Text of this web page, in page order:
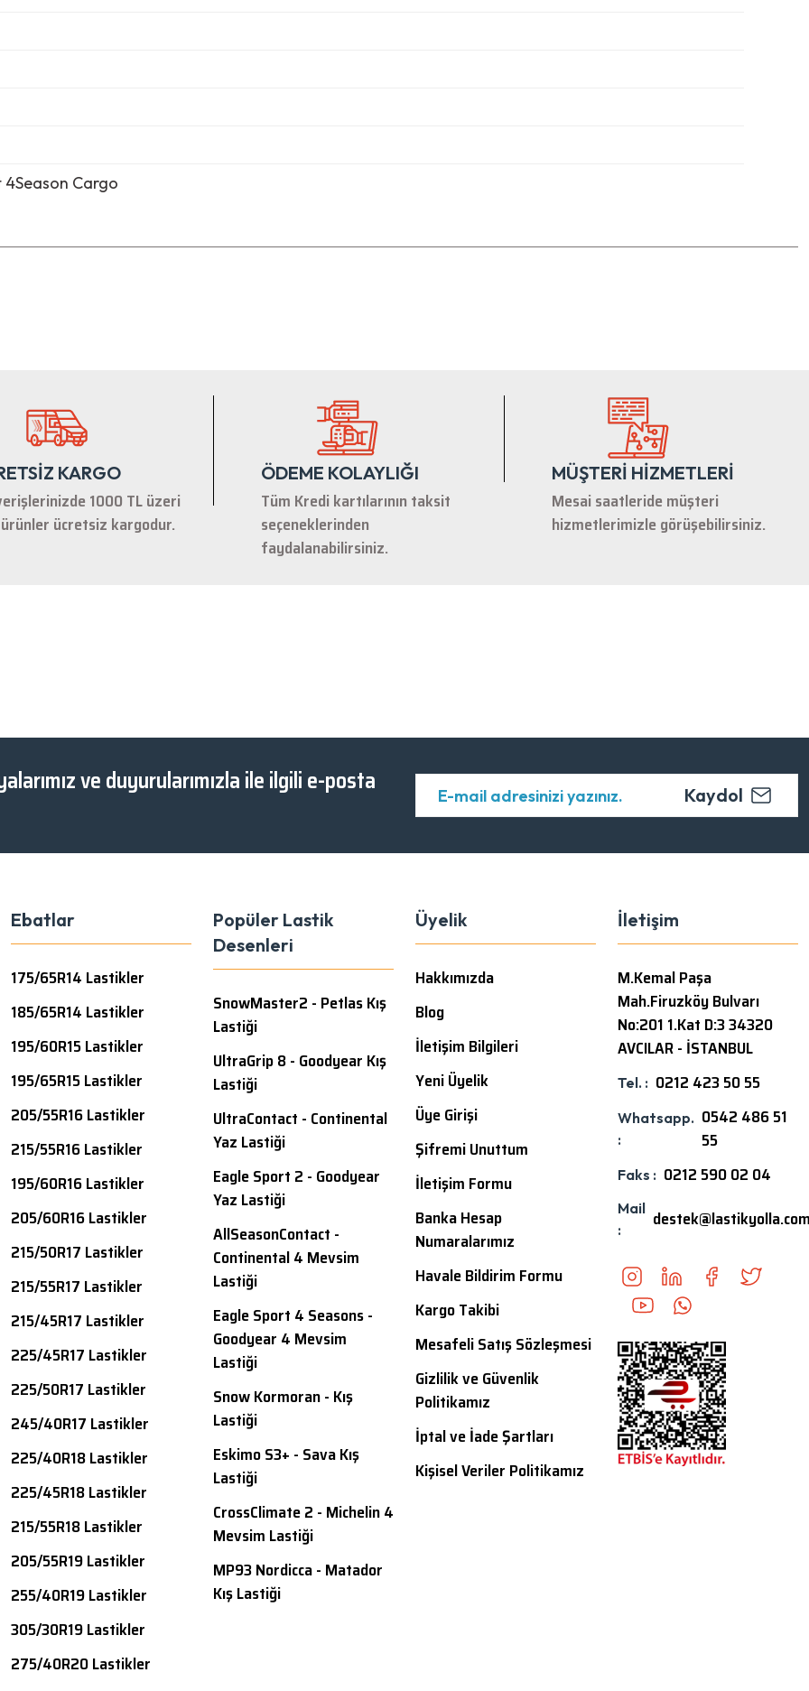
4Season Cargo
KARGO
1000 TL üzeri
ücretsiz kargodur.
ÖDEME KOLAYLIĞI
Tüm Kredi kartılarının taksit
seçeneklerinden
faydalanabilirsiniz.
MÜŞTERİ HİZMETLERİ
Mesai saatleride müşteri
hizmetlerimizle görüşebilirsiniz.
ve duyurularımızla ile ilgili e-posta
Kaydol
Ebatlar
175/65R14 Lastikler
185/65R14 Lastikler
195/60R15 Lastikler
195/65R15 Lastikler
205/55R16 Lastikler
215/55R16 Lastikler
195/60R16 Lastikler
205/60R16 Lastikler
215/50R17 Lastikler
215/55R17 Lastikler
215/45R17 Lastikler
225/45R17 Lastikler
225/50R17 Lastikler
245/40R17 Lastikler
225/40R18 Lastikler
225/45R18 Lastikler
215/55R18 Lastikler
205/55R19 Lastikler
255/40R19 Lastikler
305/30R19 Lastikler
275/40R20 Lastikler
Popüler Lastik
Desenleri
SnowMaster2 - Petlas Kış
Lastiği
UltraGrip 8 - Goodyear Kış
Lastiği
UltraContact - Continental
Yaz Lastiği
Eagle Sport 2 - Goodyear
Yaz Lastiği
AllSeasonContact -
Continental 4 Mevsim
Lastiği
Eagle Sport 4 Seasons -
Goodyear 4 Mevsim
Lastiği
Snow Kormoran - Kış
Lastiği
Eskimo S3+ - Sava Kış
Lastiği
CrossClimate 2 - Michelin 4
Mevsim Lastiği
MP93 Nordicca - Matador
Kış Lastiği
Üyelik
Hakkımızda
Blog
İletişim Bilgileri
Yeni Üyelik
Üye Girişi
Şifremi Unuttum
İletişim Formu
Banka Hesap
Numaralarımız
Havale Bildirim Formu
Kargo Takibi
Mesafeli Satış Sözleşmesi
Gizlilik ve Güvenlik
Politikamız
İptal ve İade Şartları
Kişisel Veriler Politikamız
İletişim
M.Kemal Paşa
Mah.Firuzköy Bulvarı
No:201 1.Kat D:3 34320
AVCILAR - İSTANBUL
Tel. : 0212 423 50 55
Whatsapp.
:
0542 486 51
55
Faks : 0212 590 02 04
Mail
: